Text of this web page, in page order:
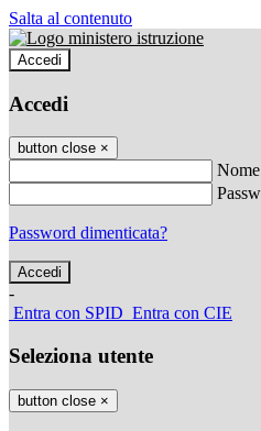
Salta al contenuto
Accedi
Accedi
button close ×
Password dimenticata?
-
Entra con SPID Entra con CIE
Seleziona utente
button close ×